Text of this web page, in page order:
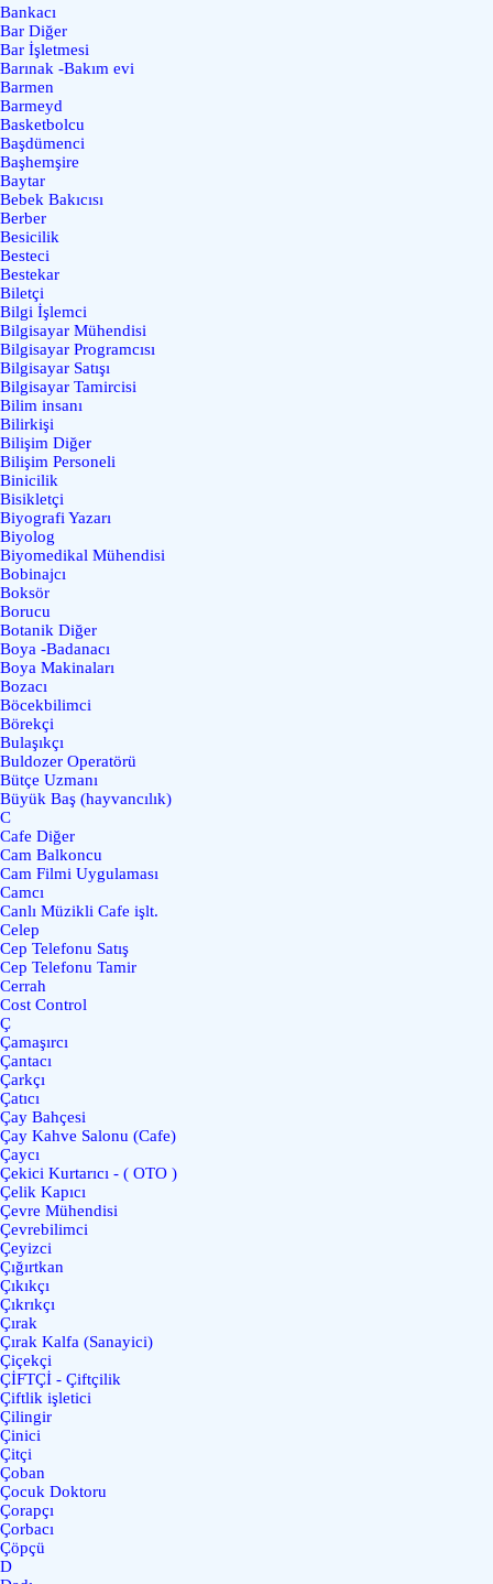
Bankacı
Bar Diğer
Bar İşletmesi
Barınak -Bakım evi
Barmen
Barmeyd
Basketbolcu
Başdümenci
Başhemşire
Baytar
Bebek Bakıcısı
Berber
Besicilik
Besteci
Bestekar
Biletçi
Bilgi İşlemci
Bilgisayar Mühendisi
Bilgisayar Programcısı
Bilgisayar Satışı
Bilgisayar Tamircisi
Bilim insanı
Bilirkişi
Bilişim Diğer
Bilişim Personeli
Binicilik
Bisikletçi
Biyografi Yazarı
Biyolog
Biyomedikal Mühendisi
Bobinajcı
Boksör
Borucu
Botanik Diğer
Boya -Badanacı
Boya Makinaları
Bozacı
Böcekbilimci
Börekçi
Bulaşıkçı
Buldozer Operatörü
Bütçe Uzmanı
Büyük Baş (hayvancılık)
C
Cafe Diğer
Cam Balkoncu
Cam Filmi Uygulaması
Camcı
Canlı Müzikli Cafe işlt.
Celep
Cep Telefonu Satış
Cep Telefonu Tamir
Cerrah
Cost Control
Ç
Çamaşırcı
Çantacı
Çarkçı
Çatıcı
Çay Bahçesi
Çay Kahve Salonu (Cafe)
Çaycı
Çekici Kurtarıcı - ( OTO )
Çelik Kapıcı
Çevre Mühendisi
Çevrebilimci
Çeyizci
Çığırtkan
Çıkıkçı
Çıkrıkçı
Çırak
Çırak Kalfa (Sanayici)
Çiçekçi
ÇİFTÇİ - Çiftçilik
Çiftlik işletici
Çilingir
Çinici
Çitçi
Çoban
Çocuk Doktoru
Çorapçı
Çorbacı
Çöpçü
D